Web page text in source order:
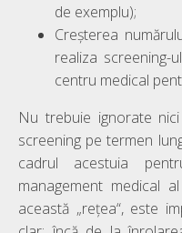
de exemplu);
Creșterea
realiza screening-
centru medical
Nu trebuie ignorate
screening pe termen
cadrul acestuia
management medical
această „rețea“, este